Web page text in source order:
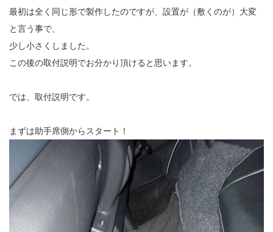
最初は全く同じ形で製作したのですが、設置が（敷くのが）大変
と言う事で、
少し小さくしました。
この後の取付説明でお分かり頂けると思います。
では、取付説明です。
まずは助手席側からスタート！